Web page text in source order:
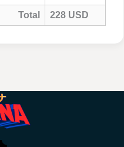
Total 228 USD